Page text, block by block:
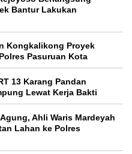
Bantur Lakukan
Kongkalikong Proyek
Pasuruan Kota
13 Karang Pandan
Lewat Kerja Bakti
Ahli Waris Mardeyah
Lahan ke Polres